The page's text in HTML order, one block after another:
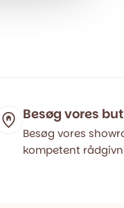
Besøg vores
Besøg vores
kompetent